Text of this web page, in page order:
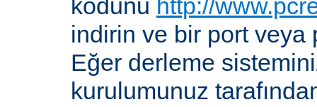
kodunu http://
indirin ve bir port veya
Eğer derleme
kurulumunuz